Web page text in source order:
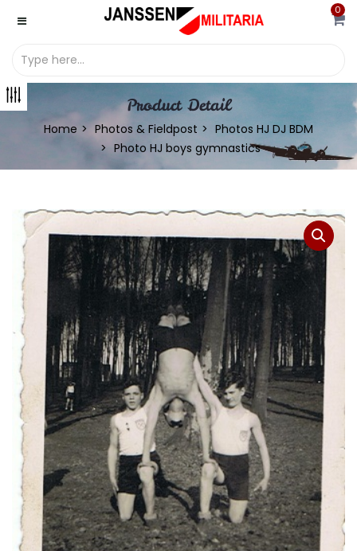
0
Product Detail
Home Photos & Fieldpost
Photos HJ DJ BDM
Photo HJ boys gymnastics